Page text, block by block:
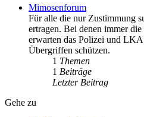
Mimosenforum
Für alle die nur Zustimmung
ertragen. Bei denen immer
erwarten das Polizei und
Übergriffen schützen.
1 Themen
1 Beiträge
Letzter Beitrag
Gehe zu